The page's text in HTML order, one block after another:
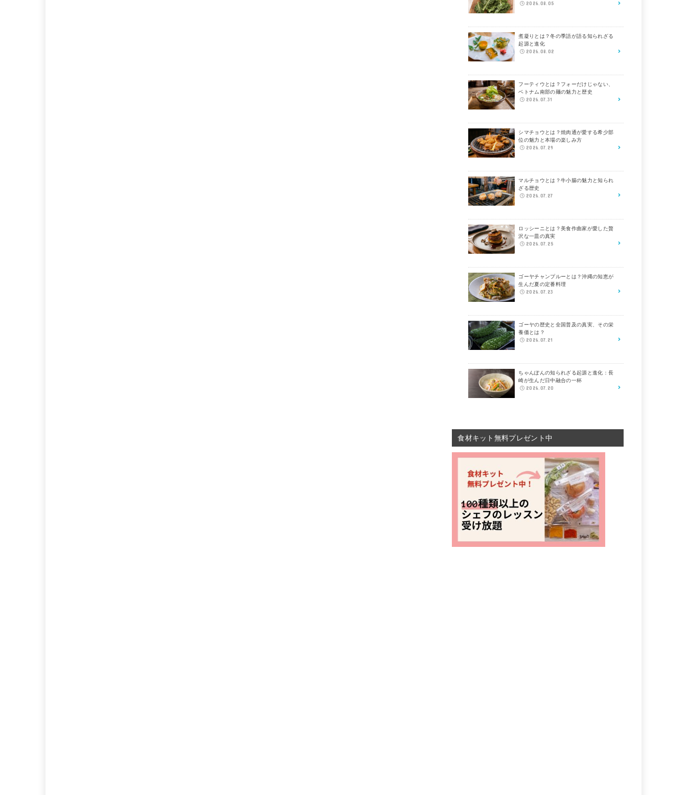
2026.08.05
煮凝りとは？冬の季語が語る知られざる
起源と進化
2026.08.02
フーティウとは？フォーだけじゃない、
ベトナム南部の麺の魅力と歴史
2026.07.31
シマチョウとは？焼肉通が愛する希少部
位の魅力と本場の楽しみ方
2026.07.29
マルチョウとは？牛小腸の魅力と知られ
ざる歴史
2026.07.27
ロッシーニとは？美食作曲家が愛した贅
沢な一皿の真実
2026.07.25
ゴーヤチャンプルーとは？沖縄の知恵が
生んだ夏の定番料理
2026.07.23
ゴーヤの歴史と全国普及の真実、その栄
養価とは？
2026.07.21
ちゃんぽんの知られざる起源と進化：長
崎が生んだ日中融合の一杯
2026.07.20
食材キット無料プレゼント中